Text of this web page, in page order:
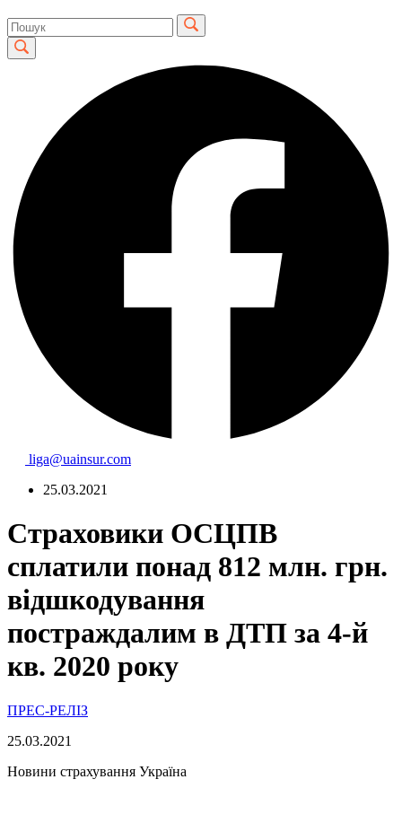
liga@uainsur.com
25.03.2021
Страховики ОСЦПВ
сплатили понад 812 млн. грн.
відшкодування
постраждалим в ДТП за 4-й
кв. 2020 року
ПРЕС-РЕЛІЗ
25.03.2021
Новини страхування Україна